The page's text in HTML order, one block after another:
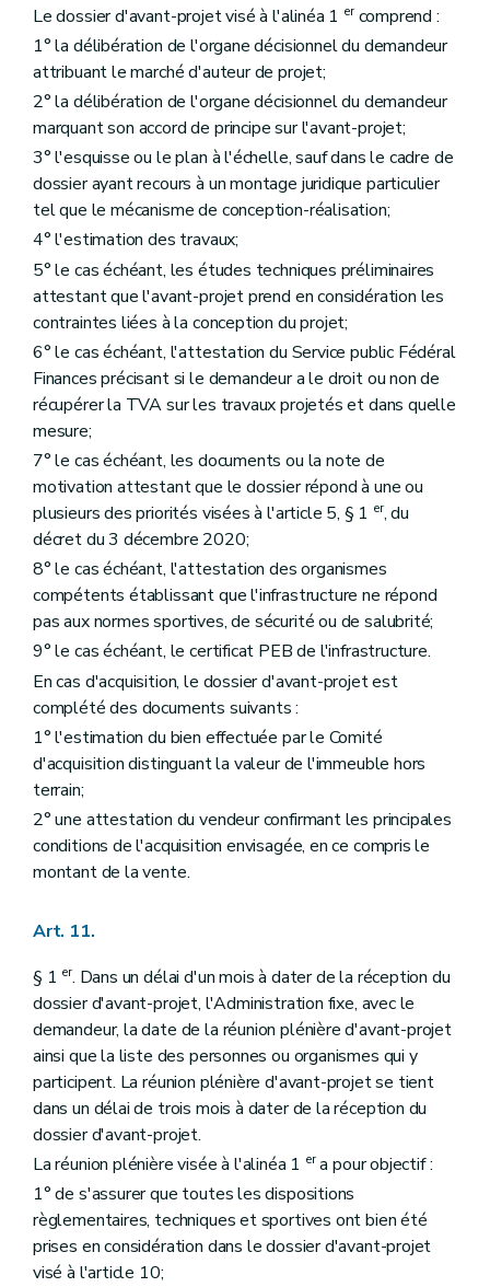
Le dossier d'avant-projet visé à l'alinéa 1 ercomprend :
1° la délibération de l'organe décisionnel du demandeur
attribuant le marché d'auteur de projet;
2° la délibération de l'organe décisionnel du demandeur
marquant son accord de principe sur l'avant-projet;
3° l'esquisse ou le plan à l'échelle, sauf dans le cadre de
dossier ayant recours à un montage juridique particulier
tel que le mécanisme de conception-réalisation;
4° l'estimation des travaux;
5° le cas échéant, les études techniques préliminaires
attestant que l'avant-projet prend en considération les
contraintes liées à la conception du projet;
6° le cas échéant, l'attestation du Service public Fédéral
Finances précisant si le demandeur a le droit ou non de
récupérer la TVA sur les travaux projetés et dans quelle
mesure;
7° le cas échéant, les documents ou la note de
motivation attestant que le dossier répond à une ou
plusieurs des priorités visées à l'article 5, § 1 er, du
décret du 3 décembre 2020;
8° le cas échéant, l'attestation des organismes
compétents établissant que l'infrastructure ne répond
pas aux normes sportives, de sécurité ou de salubrité;
9° le cas échéant, le certificat PEB de l'infrastructure.
En cas d'acquisition, le dossier d'avant-projet est
complété des documents suivants :
1° l'estimation du bien effectuée par le Comité
d'acquisition distinguant la valeur de l'immeuble hors
terrain;
2° une attestation du vendeur confirmant les principales
conditions de l'acquisition envisagée, en ce compris le
montant de la vente.
Art. 11.
§ 1 er. Dans un délai d'un mois à dater de la réception du
dossier d'avant-projet, l'Administration fixe, avec le
demandeur, la date de la réunion plénière d'avant-projet
ainsi que la liste des personnes ou organismes qui y
participent. La réunion plénière d'avant-projet se tient
dans un délai de trois mois à dater de la réception du
dossier d'avant-projet.
La réunion plénière visée à l'alinéa 1 era pour objectif :
1° de s'assurer que toutes les dispositions
règlementaires, techniques et sportives ont bien été
prises en considération dans le dossier d'avant-projet
visé à l'article 10;